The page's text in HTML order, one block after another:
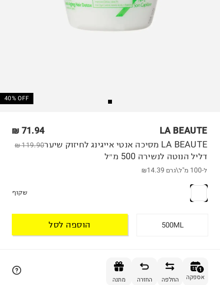
40% OFF
LA BEAUTE
71.94 ₪
119.90 ₪LA BEAUTE מסיכה אנטי אייגינג לחיזוק שיער
דליל הנוטה לנשירה 500 מ״ל
₪14.39 ל-100 מ"ל\גרם
שקוף
500ML הוספה לסל
1
אספקה החלפה החזרה מתנה